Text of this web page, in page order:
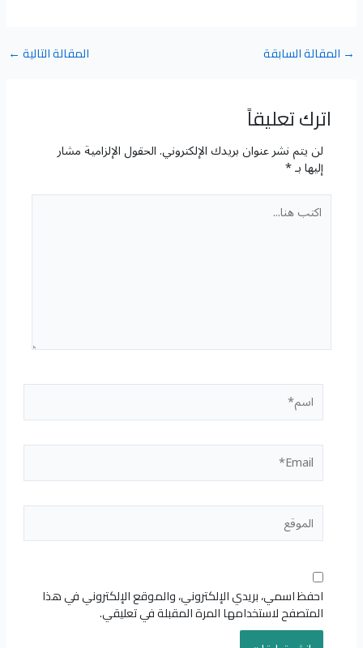
→ المقالة السابقة المقالة التالية ←
اترك تعليقاً
لن يتم نشر عنوان بريدك الإلكتروني.الحقول الإلزامية مشار
إليها بـ*
اكتب
هنا...
اسم*
Email*
الموقع
احفظ اسمي، بريدي الإلكتروني، والموقع الإلكتروني في هذا
المتصفح لاستخدامها المرة المقبلة في تعليقي.